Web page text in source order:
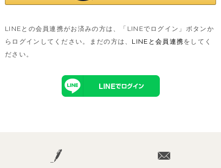
LINEとの会員連携がお済みの方は、「LINEでログイン」ボタンか
らログインしてください。まだの方は、 LINEと会員連携をしてく
ださい。